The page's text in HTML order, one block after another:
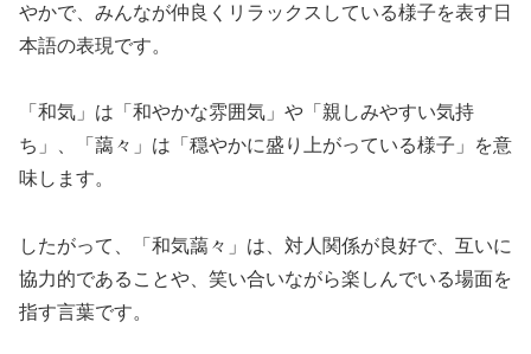
やかで、みんなが仲良くリラックスしている様子を表す日
本語の表現です。
「和気」は「和やかな雰囲気」や「親しみやすい気持
ち」、「藹々」は「穏やかに盛り上がっている様子」を意
味します。
したがって、「和気藹々」は、対人関係が良好で、互いに
協力的であることや、笑い合いながら楽しんでいる場面を
指す言葉です。